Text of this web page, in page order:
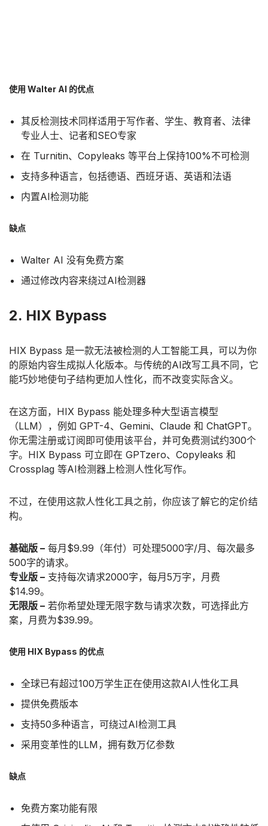
使用 Walter AI 的优点
其反检测技术同样适用于写作者、学生、教育者、法律
专业人士、记者和SEO专家
在 Turnitin、Copyleaks 等平台上保持100%不可检测
支持多种语言，包括德语、西班牙语、英语和法语
内置AI检测功能
缺点
Walter AI 没有免费方案
通过修改内容来绕过AI检测器
2. HIX Bypass
HIX Bypass 是一款无法被检测的人工智能工具，可以为你
的原始内容生成拟人化版本。与传统的AI改写工具不同，它
能巧妙地使句子结构更加人性化，而不改变实际含义。
在这方面，HIX Bypass 能处理多种大型语言模型
（LLM），例如 GPT-4、Gemini、Claude 和 ChatGPT。
你无需注册或订阅即可使用该平台，并可免费测试约300个
字。HIX Bypass 可立即在 GPTzero、Copyleaks 和
Crossplag 等AI检测器上检测人性化写作。
不过，在使用这款人性化工具之前，你应该了解它的定价结
构。
基础版 – 每月$9.99（年付）可处理5000字/月、每次最多
500字的请求。
专业版 – 支持每次请求2000字，每月5万字，月费
$14.99。
无限版 – 若你希望处理无限字数与请求次数，可选择此方
案，月费为$39.99。
使用 HIX Bypass 的优点
全球已有超过100万学生正在使用这款AI人性化工具
提供免费版本
支持50多种语言，可绕过AI检测工具
采用变革性的LLM，拥有数万亿参数
缺点
免费方案功能有限